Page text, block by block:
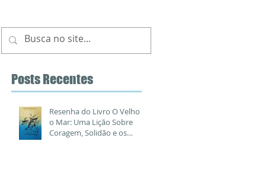
Posts Recentes
Resenha do Livro O Velho e
o Mar: Uma Lição Sobre
Coragem, Solidão e os